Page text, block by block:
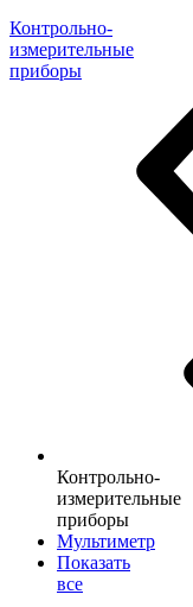
Контрольно-
измерительные
приборы
Контрольно-
измерительные
приборы
Мультиметр
Показать
все